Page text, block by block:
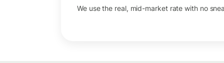
We use the real, mid-market rate with no